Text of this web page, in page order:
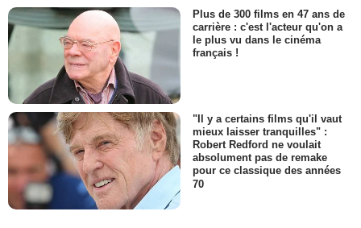
Plus de 300 films en 47 ans de
carrière : c'est l'acteur qu'on a
le plus vu dans le cinéma
français !
"Il y a certains films qu'il vaut
mieux laisser tranquilles" :
Robert Redford ne voulait
absolument pas de remake
pour ce classique des années
70